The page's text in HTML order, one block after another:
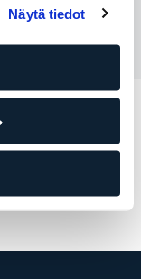
Näytä tiedot